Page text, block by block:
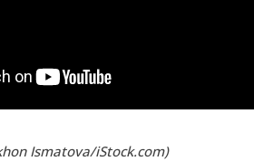
Ismatova/iStock.com)